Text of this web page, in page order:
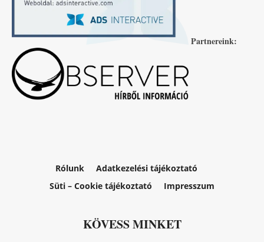
Partnereink:
Rólunk
Adatkezelési tájékoztató
Süti – Cookie tájékoztató
Impresszum
KÖVESS MINKET